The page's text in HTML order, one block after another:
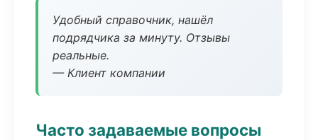
Удобный справочник, нашёл
подрядчика за минуту. Отзывы
реальные.
— Клиент компании
Часто задаваемые вопросы